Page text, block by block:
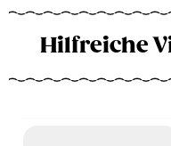
Hilfreiche